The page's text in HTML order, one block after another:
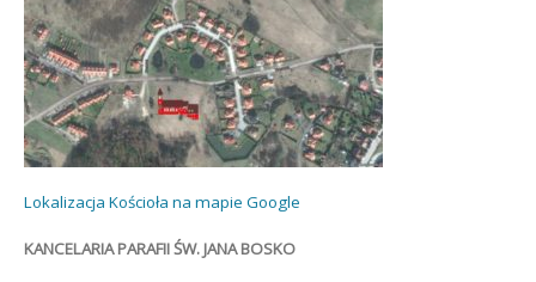
Lokalizacja Kościoła na mapie Google
KANCELARIA PARAFII ŚW. JANA BOSKO